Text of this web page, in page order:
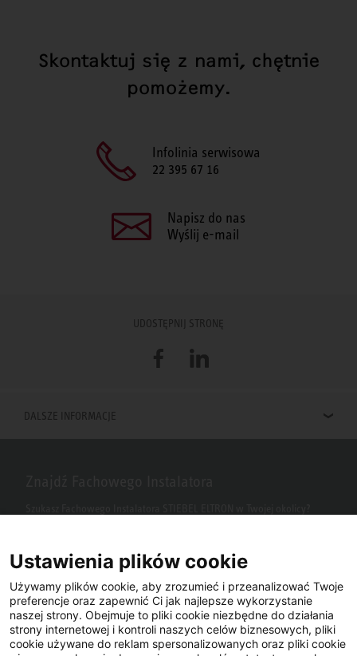
Skontaktuj się z nami, chętnie
pomożemy.
Infolinia serwisowa
22 395 67 16
Napisz do nas
Wyślij e-mail
UDOSTĘPNIJ STRONĘ
FacebookLinkedIn
DALSZE INFORMACJE
Ustawienia plików cookie
Używamy plików cookie, aby zrozumieć i przeanalizować Twoje
preferencje oraz zapewnić Ci jak najlepsze wykorzystanie
naszej strony. Obejmuje to pliki cookie niezbędne do działania
strony internetowej i kontroli naszych celów biznesowych, pliki
cookie używane do reklam spersonalizowanych oraz pliki cookie